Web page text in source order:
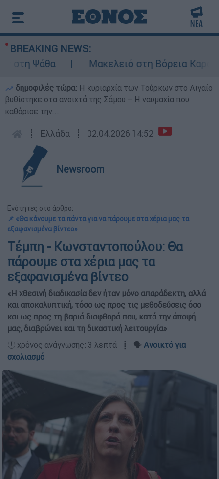
BREAKING NEWS:
Ψάθα
Μακελειό στη Βόρεια Καρολίνα
δημοφιλές τώρα: Η κυριαρχία των Τούρκων στο Αιγαίο
βυθίστηκε στα ανοιχτά της Σάμου – Η ναυμαχία που
καθόρισε την...
┋ Ελλάδα ┋ 02.04.2026 14:52
Newsroom
Ενότητες στο άρθρο:
📌 «Θα κάνουμε τα πάντα για να πάρουμε στα χέρια μας τα
εξαφανισμένα βίντεο»
Τέμπη - Κωνσταντοπούλου: Θα
πάρουμε στα χέρια μας τα
εξαφανισμένα βίντεο
«Η χθεσινή διαδικασία δεν ήταν μόνο απαράδεκτη, αλλά
και αποκαλυπτική, τόσο ως προς τις μεθοδεύσεις όσο
και ως προς τη βαριά διαφθορά που, κατά την άποψή
μας, διαβρώνει και τη δικαστική λειτουργία»
🕛 χρόνος ανάγνωσης: 3 λεπτά ┋ 🗣️ Ανοικτό για
σχολιασμό